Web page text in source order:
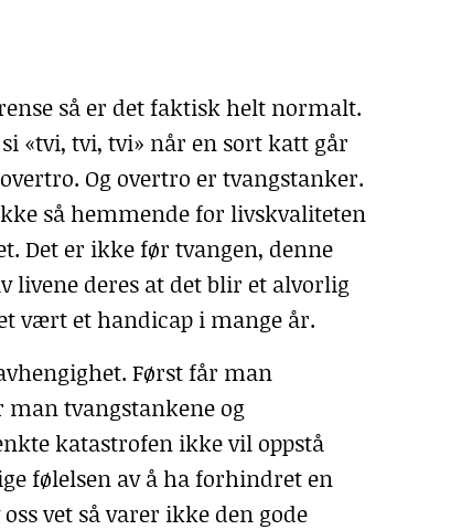
så er det faktisk helt normalt.
«tvi, tvi, tvi» når en sort katt går
Og overtro er tvangstanker.
så hemmende for livskvaliteten
Det er ikke før tvangen, denne
livene deres at det blir et alvorlig
vært et handicap i mange år.
Først får man
tvangstankene og
katastrofen ikke vil oppstå
følelsen av å ha forhindret en
vet så varer ikke den gode